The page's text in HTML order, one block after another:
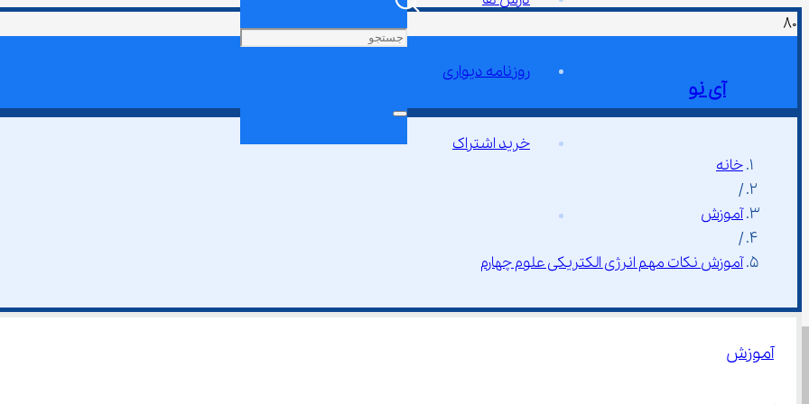
آی نو
روزنامه دیواری
خرید اشتراک
خانه
/
آموزش
/
آموزش نکات مهم انرژی الکتریکی علوم چهارم
آموزش